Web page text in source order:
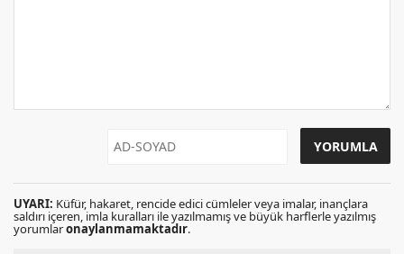
UYARI: Küfür, hakaret, rencide edici cümleler veya imalar, inançlara
saldırı içeren, imla kuralları ile yazılmamış ve büyük harflerle yazılmış
yorumlaronaylanmamaktadır.